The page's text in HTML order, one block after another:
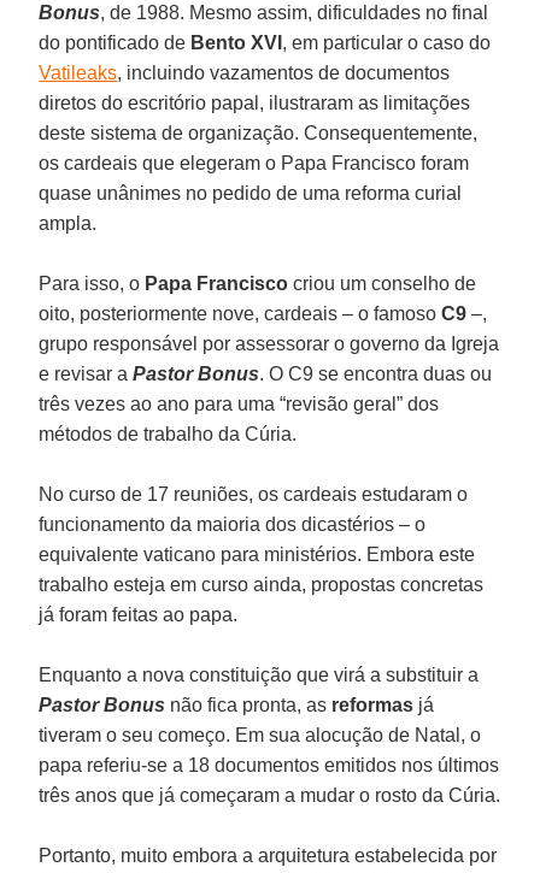
Bonus, de 1988. Mesmo assim, dificuldades no final
do pontificado de Bento XVI , em particular o caso do
Vatileaks, incluindo vazamentos de documentos
diretos do escritório papal, ilustraram as limitações
deste sistema de organização. Consequentemente,
os cardeais que elegeram o Papa Francisco foram
quase unânimes no pedido de uma reforma curial
ampla.
Para isso, o Papa Francisco criou um conselho de
oito, posteriormente nove, cardeais – o famosoC9 –,
grupo responsável por assessorar o governo da Igreja
e revisar aPastor Bonus. O C9 se encontra duas ou
três vezes ao ano para uma “revisão geral” dos
métodos de trabalho da Cúria.
No curso de 17 reuniões, os cardeais estudaram o
funcionamento da maioria dos dicastérios – o
equivalente vaticano para ministérios. Embora este
trabalho esteja em curso ainda, propostas concretas
já foram feitas ao papa.
Enquanto a nova constituição que virá a substituir a
Pastor Bonus não fica pronta, as reformas já
tiveram o seu começo. Em sua alocução de Natal, o
papa referiu-se a 18 documentos emitidos nos últimos
três anos que já começaram a mudar o rosto da Cúria.
Portanto, muito embora a arquitetura estabelecida por